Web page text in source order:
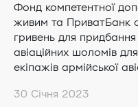
Фонд компетентної
живим та ПриватБанк
гривень для
авіаційних шоломів
екіпажів армійської
30 Січня 2023